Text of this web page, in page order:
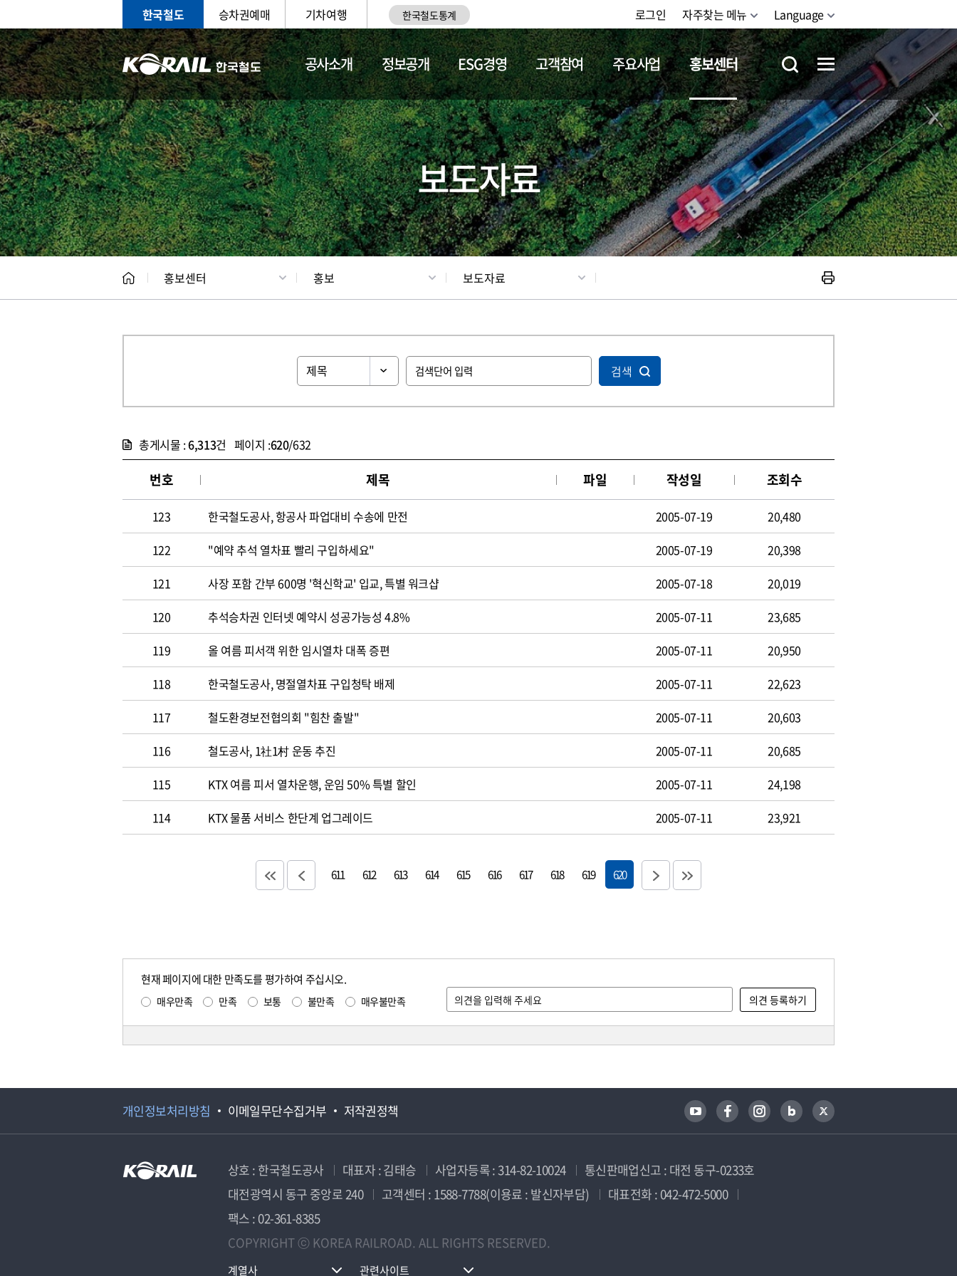
한국철도 승차권예매 기차여행 한국철도통계 로그인 자주찾는 메뉴 Language
공사소개 정보공개 ESG경영 고객참여 주요사업 홍보센터
홍보 문화사업 갤러리 기차소개 철도체험
보도자료
홍보센터 홍보 보도자료
검색
총게시물 :6,313건 페이지 :620/632
번호 제목 파일 작성일 조회수
123 한국철도공사, 항공사 파업대비 수송에 만전 2005-07-19
20,480
122
"예약 추석 열차표 빨리 구입하세요" 2005-07-19
20,398
121
사장 포함 간부 600명 '혁신학교' 입교, 특별 워크샵 2005-07-18
20,019
120
추석승차권 인터넷 예약시 성공가능성 4.8% 2005-07-11
23,685
119
올 여름 피서객 위한 임시열차 대폭 증편 2005-07-11
20,950
118
한국철도공사, 명절열차표 구입청탁 배제 2005-07-11
22,623
117
철도환경보전협의회 "힘찬 출발" 2005-07-11
20,603
116
철도공사, 1社1村 운동 추진 2005-07-11
20,685
115
KTX 여름 피서 열차운행, 운임 50% 특별 할인 2005-07-11
24,198
114
KTX 물품 서비스 한단계 업그레이드 2005-07-11 23,921
611 612 613 614 615 616 617 618 619 620
현재 페이지에 대한 만족도를 평가하여 주십시오.
매우만족 만족 보통 불만족 매우불만족
개인정보처리방침 이메일무단수집거부 저작권정책
상호 : 한국철도공사 대표자 : 김태승 사업자등록 : 314-82-10024
통신판매업신고 : 대전 동구-0233호
대전광역시 동구 중앙로 240
고객센터 : 1588-7788(이용료 : 발신자부담)
대표전화 : 042-472-5000
팩스 : 02-361-8385
COPYRIGHT ⓒ KOREA RAILROAD. ALL RIGHTS RESERVED.
계열사 관련사이트